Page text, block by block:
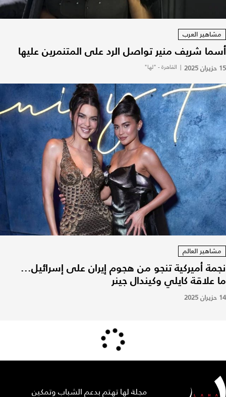
مشاهير العرب
أسما شريف منير تواصل الرد على المتنمرين عليها
15 حزيران 2025 | القاهرة - "لها"
مشاهير العالم
نجمة أميركية تنجو من هجوم إيران على إسرائيل...
ما علاقة كايلي وكيندال جينر
14 حزيران 2025
مجلة لها تهتم بدعم الشباب وتمكين